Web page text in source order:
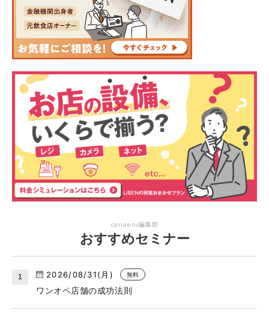
canaeru編集部
おすすめセミナー
2026/08/31(月) 無料
ワンオペ店舗の成功法則